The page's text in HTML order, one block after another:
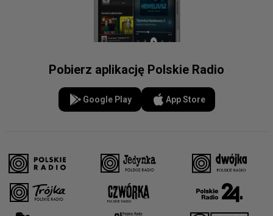
Pobierz aplikację Polskie Radio
Google Play App Store